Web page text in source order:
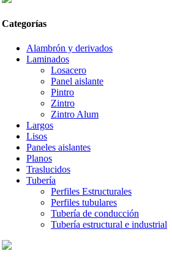
Categorías
Alambrón y derivados
Laminados
Losacero
Panel aislante
Pintro
Zintro
Zintro Alum
Largos
Lisos
Paneles aislantes
Planos
Traslucidos
Tubería
Perfiles Estructurales
Perfiles tubulares
Tubería de conducción
Tubería estructural e industrial